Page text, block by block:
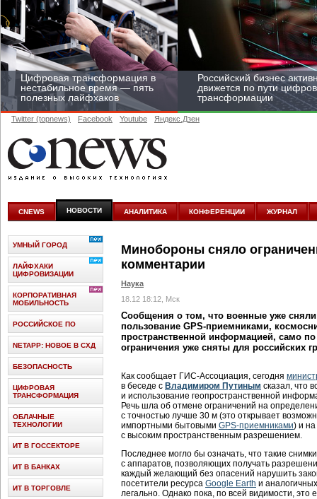
Цифровая трансформация в
нестабильное время — пять
полезных лайфхаков
Российский бизнес
движется по пути
трансформации
цифровизироваться со
скоростью крупных
корпораций
Twitter (topnews) Facebook Youtube Яндекс.Дзен
CNEWS НОВОСТИ АНАЛИТИКА КОНФЕРЕНЦИИ ЖУРНАЛ
Минобороны сняло
комментарии
Наука
18.12 18:12, Мск
Сообщения о том, что военные уже сняли
пользование GPS-приемниками,
пространственной информацией, само по
ограничения уже сняты для российских
Как сообщает ГИС-Ассоциация, сегодня
в беседе с Владимиром Путиным сказал, что
и использование геопространственной
Речь шла об отмене ограничений на
с точностью лучше 30 м (это открывает
импортными бытовыми GPS-приемниками) и на
с высоким пространственным разрешением.
Последнее могло бы означать, что такие
с аппаратов, позволяющих получать
каждый желающий без опасений нарушить
посетители ресурса Google Earth и
легально. Однако пока, по всей видимости, это
УМНЫЙ ГОРОД
ЛАЙФХАКИ
ЦИФРОВИЗАЦИИ
КОРПОРАТИВНАЯ
МОБИЛЬНОСТЬ
РОССИЙСКОЕ ПО
NETAPP: НОВОЕ В СХД
БЕЗОПАСНОСТЬ
ЦИФРОВАЯ
ТРАНСФОРМАЦИЯ
ОБЛАЧНЫЕ
ТЕХНОЛОГИИ
ИТ В ГОССЕКТОРЕ
ИТ В БАНКАХ
ИТ В ТОРГОВЛЕ